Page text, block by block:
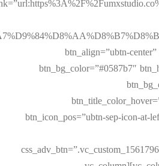
btn_align=”ubtn-
btn_bg_color=”#0587b7″
btn_icon_pos=”ubtn-sep-icon-at-